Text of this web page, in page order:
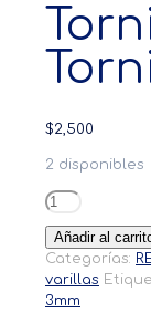
$2,500
2 disponibles
Tornillo
Tornillos
3mm
cantidad
Añadir al
Categorías:
varillas
3mm